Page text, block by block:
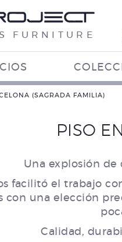
FURNITURE
(SAGRADA FAMILIA)
PISO
Una explosión de
facilitó el trabajo
con una elección
Calidad,